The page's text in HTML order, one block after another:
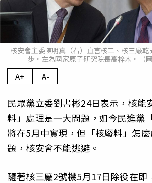
核安會主委陳明真（右）直言核二、核三廠
步。左為國家原子研究院長高梓木。（圖
A+ A-
民眾黨立委劉書彬24日表示，核能
料」處理是一大問題，如今民進黨
將在5月中實現，但「核廢料」怎
題，核安會不能逃避。
隨著核三廠2號機5月17日除役在即